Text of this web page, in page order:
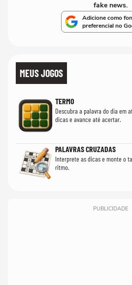
fake news.
Adicione como
preferencial no
MEUS JOGOS
TERMO
Descubra a palavra do dia em
dicas e avance até acertar.
PALAVRAS CRUZADAS
Interprete as dicas e monte o
ritmo.
PUBLICIDADE